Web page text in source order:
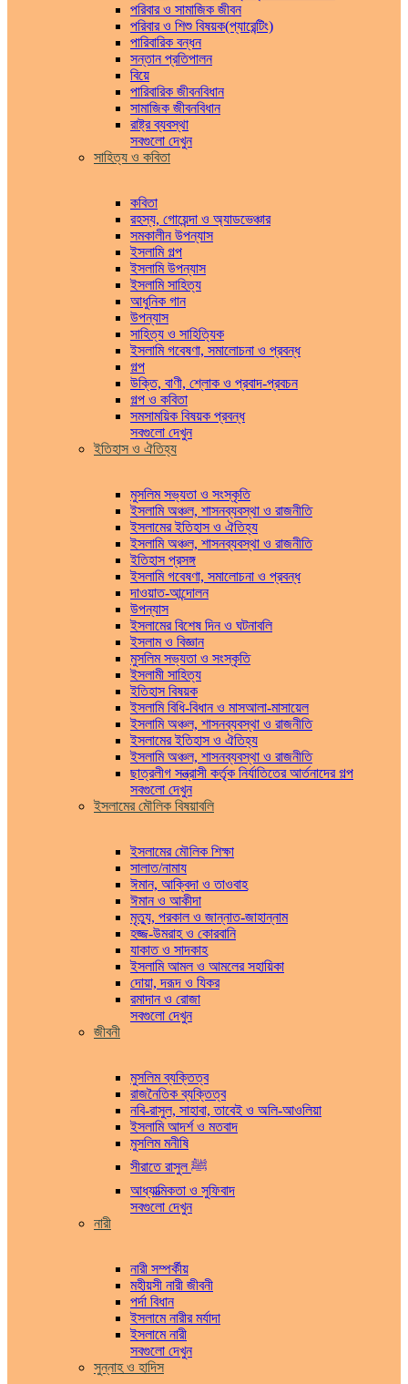
পরিবার ও সামাজিক জীবন
পরিবার ও শিশু বিষয়ক(প্যারেন্টিং)
পারিবারিক বন্ধন
সন্তান প্রতিপালন
বিয়ে
পারিবারিক জীবনবিধান
সামাজিক জীবনবিধান
রাষ্ট্র ব্যবস্থা
সবগুলো দেখুন
সাহিত্য ও কবিতা
কবিতা
রহস্য, গোয়েন্দা ও অ্যাডভেঞ্চার
সমকালীন উপন্যাস
ইসলামি গল্প
ইসলামি উপন্যাস
ইসলামি সাহিত্য
আধুনিক গান
উপন্যাস
সাহিত্য ও সাহিত্যিক
ইসলামি গবেষণা, সমালোচনা ও প্রবন্ধ
গল্প
উক্তি, বাণী, শ্লোক ও প্রবাদ-প্রবচন
গল্প ও কবিতা
সমসাময়িক বিষয়ক প্রবন্ধ
সবগুলো দেখুন
ইতিহাস ও ঐতিহ্য
মুসলিম সভ্যতা ও সংস্কৃতি
ইসলামি অঞ্চল, শাসনব্যবস্থা ও রাজনীতি
ইসলামের ইতিহাস ও ঐতিহ্য
ইসলামি অঞ্চল, শাসনব্যবস্থা ও রাজনীতি
ইতিহাস প্রসঙ্গ
ইসলামি গবেষণা, সমালোচনা ও প্রবন্ধ
দাওয়াত-আন্দোলন
উপন্যাস
ইসলামের বিশেষ দিন ও ঘটনাবলি
ইসলাম ও বিজ্ঞান
মুসলিম সভ্যতা ও সংস্কৃতি
ইসলামী সাহিত্য
ইতিহাস বিষয়ক
ইসলামি বিধি-বিধান ও মাসআলা-মাসায়েল
ইসলামি অঞ্চল, শাসনব্যবস্থা ও রাজনীতি
ইসলামের ইতিহাস ও ঐতিহ্য
ইসলামি অঞ্চল, শাসনব্যবস্থা ও রাজনীতি
ছাত্রলীগ সন্ত্রাসী কর্তৃক নির্যাতিতের আর্তনাদের গল্প
সবগুলো দেখুন
ইসলামের মৌলিক বিষয়াবলি
ইসলামের মৌলিক শিক্ষা
সালাত/নামায
ঈমান, আক্বিদা ও তাওবাহ
ঈমান ও আকীদা
মৃত্যু, পরকাল ও জান্নাত-জাহান্নাম
হজ্জ-উমরাহ ও কোরবানি
যাকাত ও সাদকাহ
ইসলামি আমল ও আমলের সহায়িকা
দোয়া, দরূদ ও যিকর
রমাদান ও রোজা
সবগুলো দেখুন
জীবনী
মুসলিম ব্যক্তিত্ব
রাজনৈতিক ব্যক্তিত্ব
নবি-রাসুল, সাহাবা, তাবেই ও অলি-আওলিয়া
ইসলামি আদর্শ ও মতবাদ
মুসলিম মনীষি
সীরাতে রাসুল ﷺ
আধ্যাত্মিকতা ও সুফিবাদ
সবগুলো দেখুন
নারী
নারী সম্পর্কীয়
মহীয়সী নারী জীবনী
পর্দা বিধান
ইসলামে নারীর মর্যাদা
ইসলামে নারী
সবগুলো দেখুন
সুন্নাহ ও হাদিস